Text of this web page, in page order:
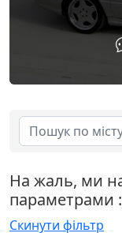
На жаль, ми
параметрами
Скинути фільтр